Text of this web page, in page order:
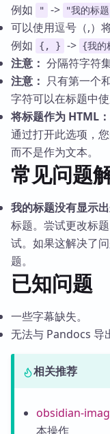
例如
" -> "我的标
可以使用逗号（,）
例如
{, } -> {我的
注意： 分隔符字符
注意： 只有第一个
字符可以在标题中
将标题作为 HTML：
通过打开此选项，
而不是作为文本。
常见问题
我的标题没有显示出
标题。尝试更改标
试。如果这解决了
题。
已知问题
一些字幕缺失。
无法与 Pandocs 导
相关推荐
obsidian-
本操作